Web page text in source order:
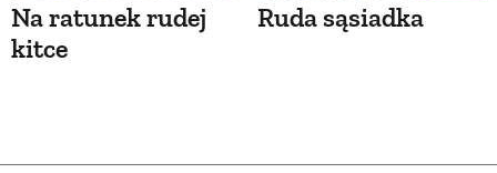
Na ratunek rudej
kitce
Ruda sąsiadka